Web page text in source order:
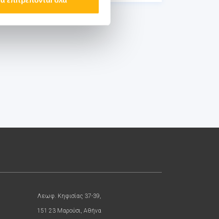
Λεωφ. Κηφισίας 37-39,
151 23 Μαρούσι, Αθήνα